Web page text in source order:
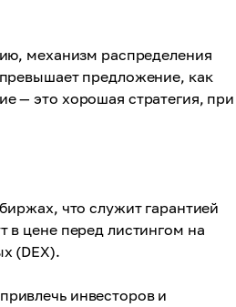
механизм распределения
предложение, как
— это хорошая стратегия, при
что служит гарантией
в цене перед листингом на
(DEX).
инвесторов и